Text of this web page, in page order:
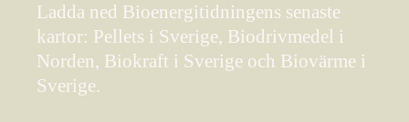
Ladda ned Bioenergitidningens senaste
kartor: Pellets i Sverige, Biodrivmedel i
Norden, Biokraft i Sverige och Biovärme i
Sverige.